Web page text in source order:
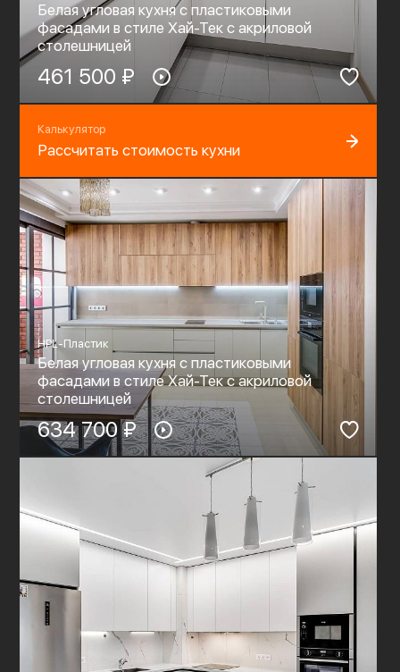
Белая угловая кухня с пластиковыми
фасадами в стиле Хай-Тек c акриловой
столешницей
461 500 ₽
Калькулятор
Рассчитать стоимость кухни
HPL-Пластик
Белая угловая кухня с пластиковыми
фасадами в стиле Хай-Тек c акриловой
столешницей
634 700 ₽